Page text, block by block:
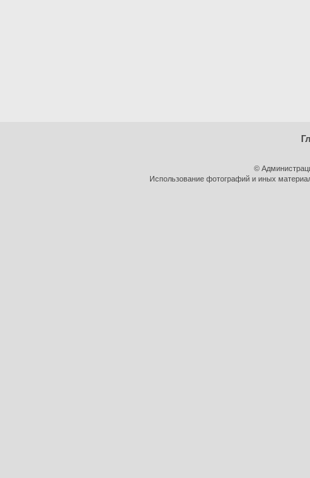
©
Использование фотографий и иных